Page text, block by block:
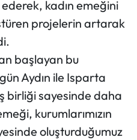
kadın emeğini
projelerin artarak
başlayan bu
Aydın ile Isparta
birliği sayesinde daha
kurumlarımızın
oluşturduğumuz